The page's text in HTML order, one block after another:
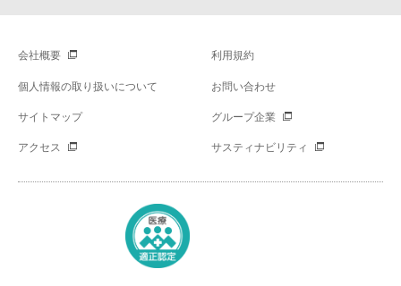
会社概要 利用規約
個人情報の取り扱いについて お問い合わせ
サイトマップ グループ企業
アクセス サスティナビリティ